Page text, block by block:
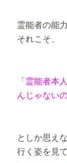
霊能者の能
それこそ、
「霊能者本
んじゃない
としか思え
行く姿を見て